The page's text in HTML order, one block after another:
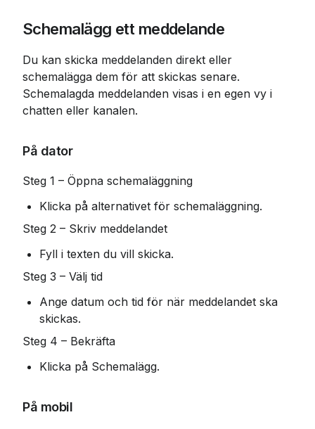
Schemalägg ett meddelande
Du kan skicka meddelanden direkt eller
schemalägga dem för att skickas senare.
Schemalagda meddelanden visas i en egen vy i
chatten eller kanalen.
På dator
Steg 1 – Öppna schemaläggning
Klicka på alternativet för schemaläggning.
Steg 2 – Skriv meddelandet
Fyll i texten du vill skicka.
Steg 3 – Välj tid
Ange datum och tid för när meddelandet ska
skickas.
Steg 4 – Bekräfta
Klicka på Schemalägg.
På mobil